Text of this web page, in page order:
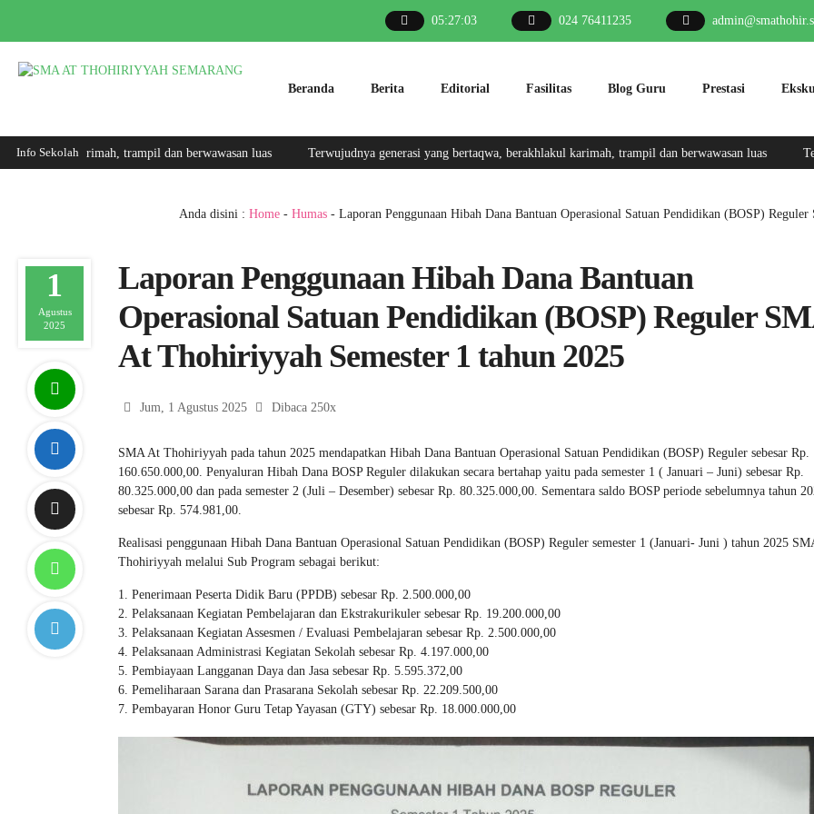
05:27:04 024 76411235
Beranda Berita Editorial Fasilitas Blog Guru Prestasi
Info Sekolah
karimah, trampil dan berwawasan luas Terwujudnya generasi yang bertaqwa, berakhlakul karimah, trampil dan berwawasan luas
Anda disini : Home - Humas - Laporan Penggunaan Hibah Dana Bantuan Operasional Satuan Pendidikan (BOSP)
1
Agustus
2025
Laporan Penggunaan Hibah Dana Bantuan
Operasional Satuan Pendidikan (BOSP) Reguler
At Thohiriyyah Semester 1 tahun 2025
Jum, 1 Agustus 2025 Dibaca 250x
SMA At Thohiriyyah pada tahun 2025 mendapatkan Hibah Dana Bantuan Operasional Satuan Pendidikan (BOSP) Reguler sebesar Rp.
160.650.000,00. Penyaluran Hibah Dana BOSP Reguler dilakukan secara bertahap yaitu pada semester 1 ( Januari – Juni) sebesar Rp.
80.325.000,00 dan pada semester 2 (Juli – Desember) sebesar Rp. 80.325.000,00. Sementara saldo BOSP periode sebelumnya tahun
sebesar Rp. 574.981,00.
Realisasi penggunaan Hibah Dana Bantuan Operasional Satuan Pendidikan (BOSP) Reguler semester 1 (Januari- Juni ) tahun 2025
Thohiriyyah melalui Sub Program sebagai berikut:
Penerimaan Peserta Didik Baru (PPDB) sebesar Rp. 2.500.000,00
Pelaksanaan Kegiatan Pembelajaran dan Ekstrakurikuler sebesar Rp. 19.200.000,00
Pelaksanaan Kegiatan Assesmen / Evaluasi Pembelajaran sebesar Rp. 2.500.000,00
Pelaksanaan Administrasi Kegiatan Sekolah sebesar Rp. 4.197.000,00
Pembiayaan Langganan Daya dan Jasa sebesar Rp. 5.595.372,00
Pemeliharaan Sarana dan Prasarana Sekolah sebesar Rp. 22.209.500,00
Pembayaran Honor Guru Tetap Yayasan (GTY) sebesar Rp. 18.000.000,00